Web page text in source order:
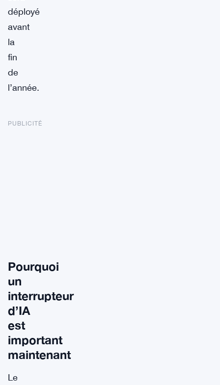
déployé
avant
la
fin
de
l’année.
PUBLICITÉ
Pourquoi
un
interrupteur
d’IA
est
important
maintenant
Le